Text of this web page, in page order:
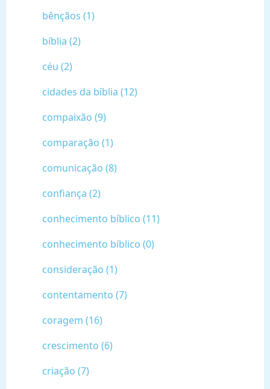
bênçãos (1)
bíblia (2)
céu (2)
cidades da bíblia (12)
compaixão (9)
comparação (1)
comunicação (8)
confiança (2)
conhecimento bíblico (11)
conhecimento bíblico (0)
consideração (1)
contentamento (7)
coragem (16)
crescimento (6)
criação (7)